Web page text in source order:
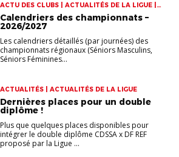
ACTU DES CLUBS | ACTUALITÉS DE LA LIGUE |
CHAMPIONNATS
Calendriers des championnats –
2026/2027
Les calendriers détaillés (par journées) des
championnats régionaux (Séniors Masculins,
Séniors Féminines...
ACTUALITÉS | ACTUALITÉS DE LA LIGUE
Dernières places pour un double
diplôme !
Plus que quelques places disponibles pour
intégrer le double diplôme CDSSA x DF REF
proposé par la Ligue ...